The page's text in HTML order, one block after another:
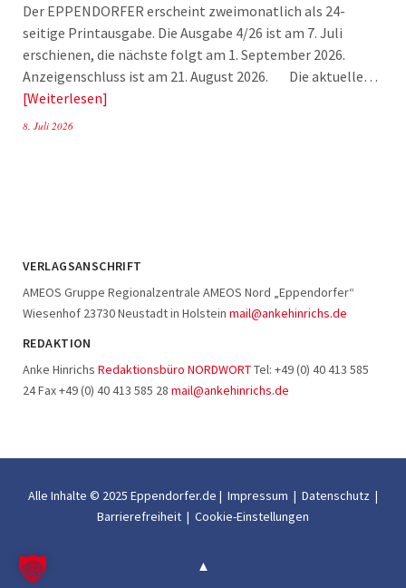
Der EPPENDORFER erscheint zweimonatlich als 24-
seitige Printausgabe. Die Ausgabe 4/26 ist am 7. Juli
erschienen, die nächste folgt am 1. September 2026.
Anzeigenschluss ist am 21. August 2026. Die aktuelle…
Weiterlesen
8. Juli 2026
VERLAGSANSCHRIFT
AMEOS Gruppe Regionalzentrale AMEOS Nord „Eppendorfer“
Wiesenhof 23730 Neustadt in Holstein mail@ankehinrichs.de
REDAKTION
Anke Hinrichs Redaktionsbüro NORDWORTTel: +49 (0) 40 413 585
24 Fax +49 (0) 40 413 585 28 mail@ankehinrichs.de
Alle Inhalte © 2025 Eppendorfer.de | Impressum | Datenschutz |
Barrierefreiheit | Cookie-Einstellungen